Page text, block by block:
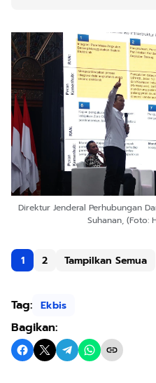
Direktur Jenderal Perhubungan
Suhanan, (Foto:
1 2 Tampilkan Semua
Tag: Ekbis
Bagikan: